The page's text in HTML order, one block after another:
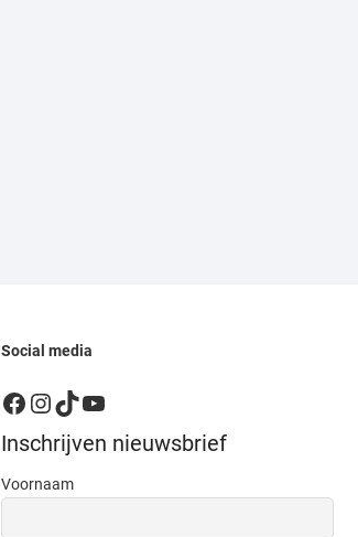
Social media
Facebook
Instagram
TikTok
YouTube
Inschrijven nieuwsbrief
Voornaam